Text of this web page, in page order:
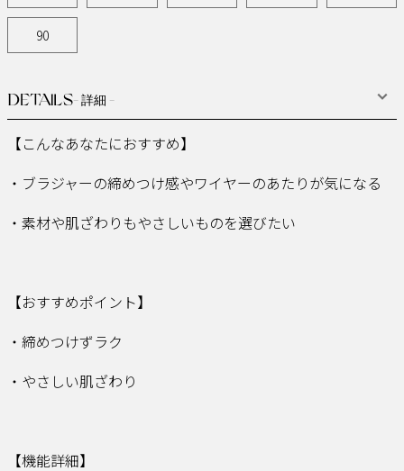
DETAILS- 詳細 -
【こんなあなたにおすすめ】
・ブラジャーの締めつけ感やワイヤーのあたりが気になる
・素材や肌ざわりもやさしいものを選びたい
【おすすめポイント】
・締めつけずラク
・やさしい肌ざわり
【機能詳細】
90